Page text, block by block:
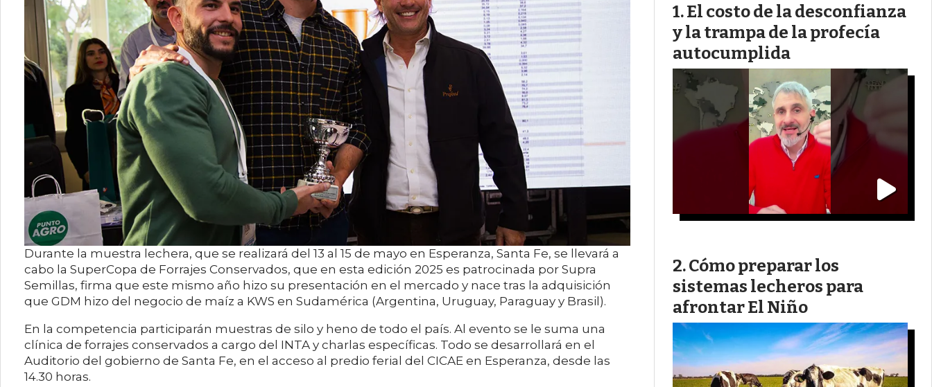
Durante la muestra lechera, que se realizará del 13 al 15 de mayo en Esperanza, Santa Fe, se llevará a
cabo la SuperCopa de Forrajes Conservados, que en esta edición 2025 es patrocinada por Supra
Semillas, firma que este mismo año hizo su presentación en el mercado y nace tras la adquisición
que GDM hizo del negocio de maíz a KWS en Sudamérica (Argentina, Uruguay, Paraguay y Brasil).
En la competencia participarán muestras de silo y heno de todo el país. Al evento se le suma una
clínica de forrajes conservados a cargo del INTA y charlas específicas. Todo se desarrollará en el
Auditorio del gobierno de Santa Fe, en el acceso al predio ferial del CICAE en Esperanza, desde las
14.30 horas.
El costo de la desconfianza
y la trampa de la profecía
autocumplida
Cómo preparar los
sistemas lecheros para
afrontar El Niño